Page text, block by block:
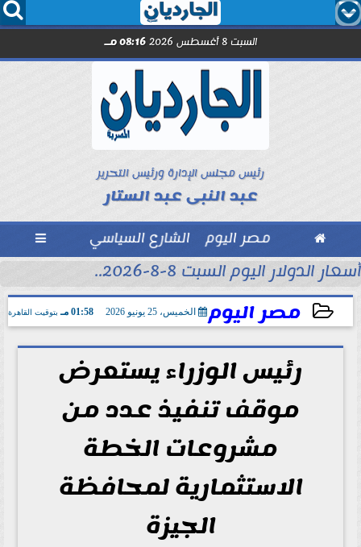
  
السبت 8 أغسطس 2026 08:16 مـ
رئيس مجلس الإدارة ورئيس التحرير
عبد النبى عبد الستار
 مصر اليوم الشارع السياسي 
أسعار الدولار اليوم السبت 8-8-2026..
مصر اليوم الخميس، 25 يونيو 2026 01:58 مـ بتوقيت القاهرة
2026-06-25 13:58:10
رئيس الوزراء يستعرض
موقف تنفيذ عدد من
مشروعات الخطة
الاستثمارية لمحافظة
الجيزة